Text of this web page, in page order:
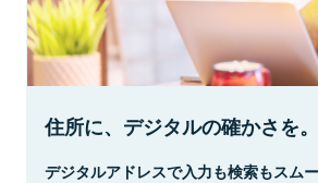
住所に、デジタルの確かさを。
デジタルアドレスで入力も検索もスムー